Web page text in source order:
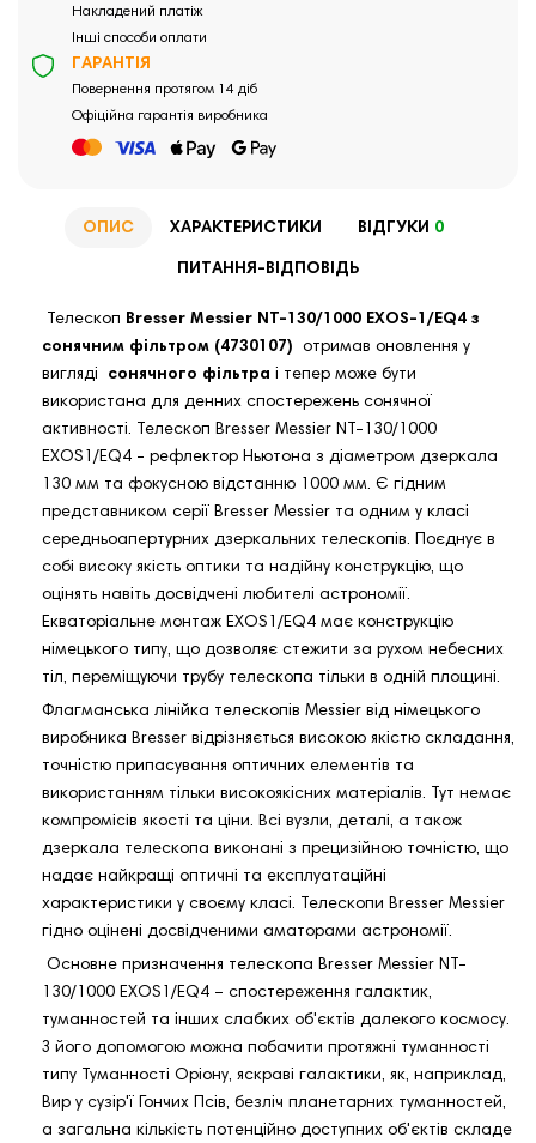
Накладений платіж
Інші способи оплати
ГАРАНТІЯ
Повернення протягом 14 діб
Офіційна гарантія виробника
ОПИС ХАРАКТЕРИСТИКИ ВІДГУКИ 0
ПИТАННЯ-ВІДПОВІДЬ
Телескоп Bresser Messier NT-130/1000 EXOS-1/EQ4 з
сонячним фільтром (4730107)
отримав оновлення у
вигляді сонячного фільтра і тепер може бути
використана для денних спостережень сонячної
активності. Телескоп Bresser Messier NT-130/1000
EXOS1/EQ4 - рефлектор Ньютона з діаметром дзеркала
130 мм та фокусною відстанню 1000 мм. Є гідним
представником серії Bresser Messier та одним у класі
середньоапертурних дзеркальних телескопів. Поєднує в
собі високу якість оптики та надійну конструкцію, що
оцінять навіть досвідчені любителі астрономії.
Екваторіальне монтаж EXOS1/EQ4 має конструкцію
німецького типу, що дозволяє стежити за рухом небесних
тіл, переміщуючи трубу телескопа тільки в одній площині.
Флагманська лінійка телескопів Messier від німецького
виробника Bresser відрізняється високою якістю складання,
точністю припасування оптичних елементів та
використанням тільки високоякісних матеріалів. Тут немає
компромісів якості та ціни. Всі вузли, деталі, а також
дзеркала телескопа виконані з прецизійною точністю, що
надає найкращі оптичні та експлуатаційні
характеристики у своєму класі. Телескопи Bresser Messier
гідно оцінені досвідченими аматорами астрономії.
Основне призначення телескопа Bresser Messier NT-
130/1000 EXOS1/EQ4 – спостереження галактик,
туманностей та інших слабких об'єктів далекого космосу.
З його допомогою можна побачити протяжні туманності
типу Туманності Оріону, яскраві галактики, як, наприклад,
Вир у сузір'ї Гончих Псів, безліч планетарних туманностей,
а загальна кількість потенційно доступних об'єктів складе